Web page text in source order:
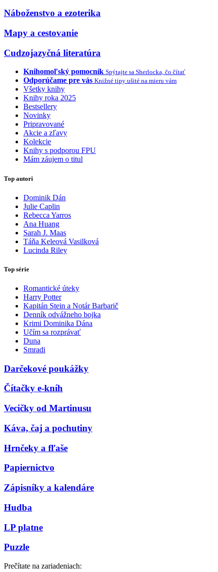
Náboženstvo a ezoterika
Mapy a cestovanie
Cudzojazyčná literatúra
Knihomoľský pomocník Spýtajte sa Sherlocka, čo čítať
Odporúčame pre vás Knižné tipy ušité na mieru vám
Všetky knihy
Knihy roka 2025
Bestsellery
Novinky
Pripravované
Akcie a zľavy
Kolekcie
Knihy s podporou FPU
Mám záujem o titul
Top autori
Dominik Dán
Julie Caplin
Rebecca Yarros
Ana Huang
Sarah J. Maas
Táňa Keleová Vasilková
Lucinda Riley
Top série
Romantické úteky
Harry Potter
Kapitán Stein a Notár Barbarič
Denník odvážneho bojka
Krimi Dominika Dána
Učím sa rozprávať
Duna
Smradi
Darčekové poukážky
Čítačky e-kníh
Vecičky od Martinusu
Káva, čaj a pochutiny
Hrnčeky a fľaše
Papiernictvo
Zápisníky a kalendáre
Hudba
LP platne
Puzzle
Prečítate na zariadeniach: